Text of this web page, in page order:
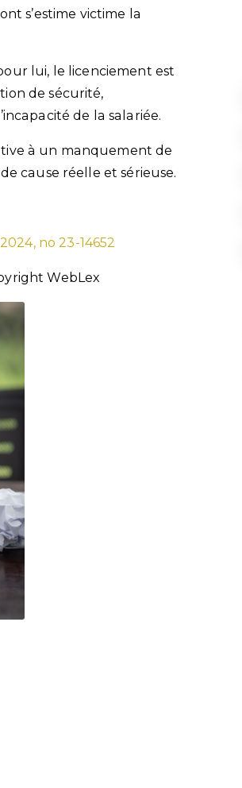
s’estime victime la
lui, le licenciement est
de sécurité,
de la salariée.
à un manquement de
cause réelle et sérieuse.
no 23-14652
WebLex